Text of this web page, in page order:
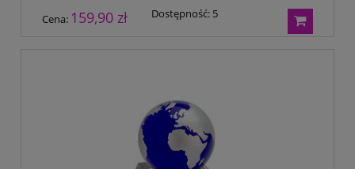
Cena: 159,90 zł Dostępność: 5